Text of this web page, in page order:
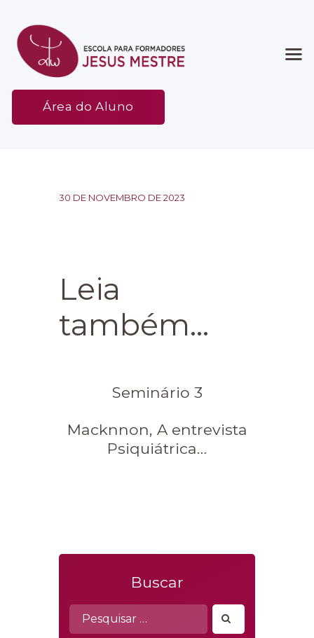
Área do Aluno
Início
Associação
30 DE NOVEMBRO DE 2023
Leia
também...
Seminário 3
Macknnon, A entrevista
Psiquiátrica…
Buscar
Pesquisar
por: